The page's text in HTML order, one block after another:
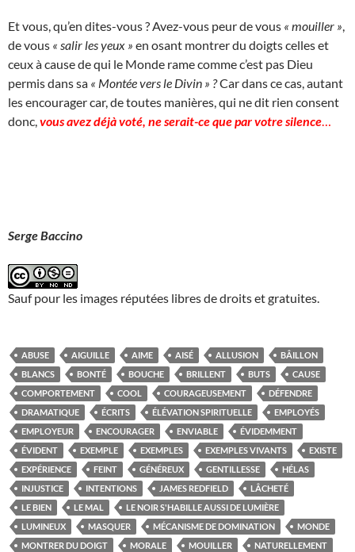
Et vous, qu’en dites-vous ? Avez-vous peur de vous « mouiller »
de vous « salir les yeux » en osant montrer du doigts celles et
ceux à cause de qui le Monde rame comme c’est pas Dieu
permis dans sa « Montée vers le Divin » ?Car dans ce cas, autant
les encourager car, de toutes manières, qui ne dit rien consent
donc, vous avez déjà voté, ne serait-ce que par votre silence
Serge Baccino
Sauf pour les images réputées libres de droits et gratuites.
ABUSE AIGUILLE AIME AISÉ ALLUSION
BÂILLON
BLANCS
BONTÉ BOUCHE BRILLENT BUTS
CAUSE
COMPORTEMENT
COOL COURAGEUSEMENT
DÉFENDRE
DRAMATIQUE
ÉCRITS ÉLÉVATION SPIRITUELLE
EMPLOYÉS
EMPLOYEUR
ENCOURAGER ENVIABLE
ÉVIDEMMENT
ÉVIDENT
EXEMPLE EXEMPLES EXEMPLES VIVANTS
EXISTE
EXPÉRIENCE
FEINT GÉNÉREUX GENTILLESSE
HÉLAS
INJUSTICE
INTENTIONS JAMES REDFIELD
LÂCHETÉ
LE BIEN
LE MAL
LE NOIR S'HABILLE AUSSI DE LUMIÈRE
LUMINEUX
MASQUER MÉCANISME DE DOMINATION
MONDE
MONTRER DU DOIGT
MORALE MOUILLER NATURELLEMENT